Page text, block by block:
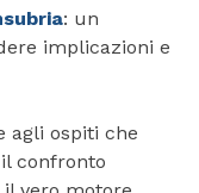
: un
implicazioni e
agli ospiti che
confronto